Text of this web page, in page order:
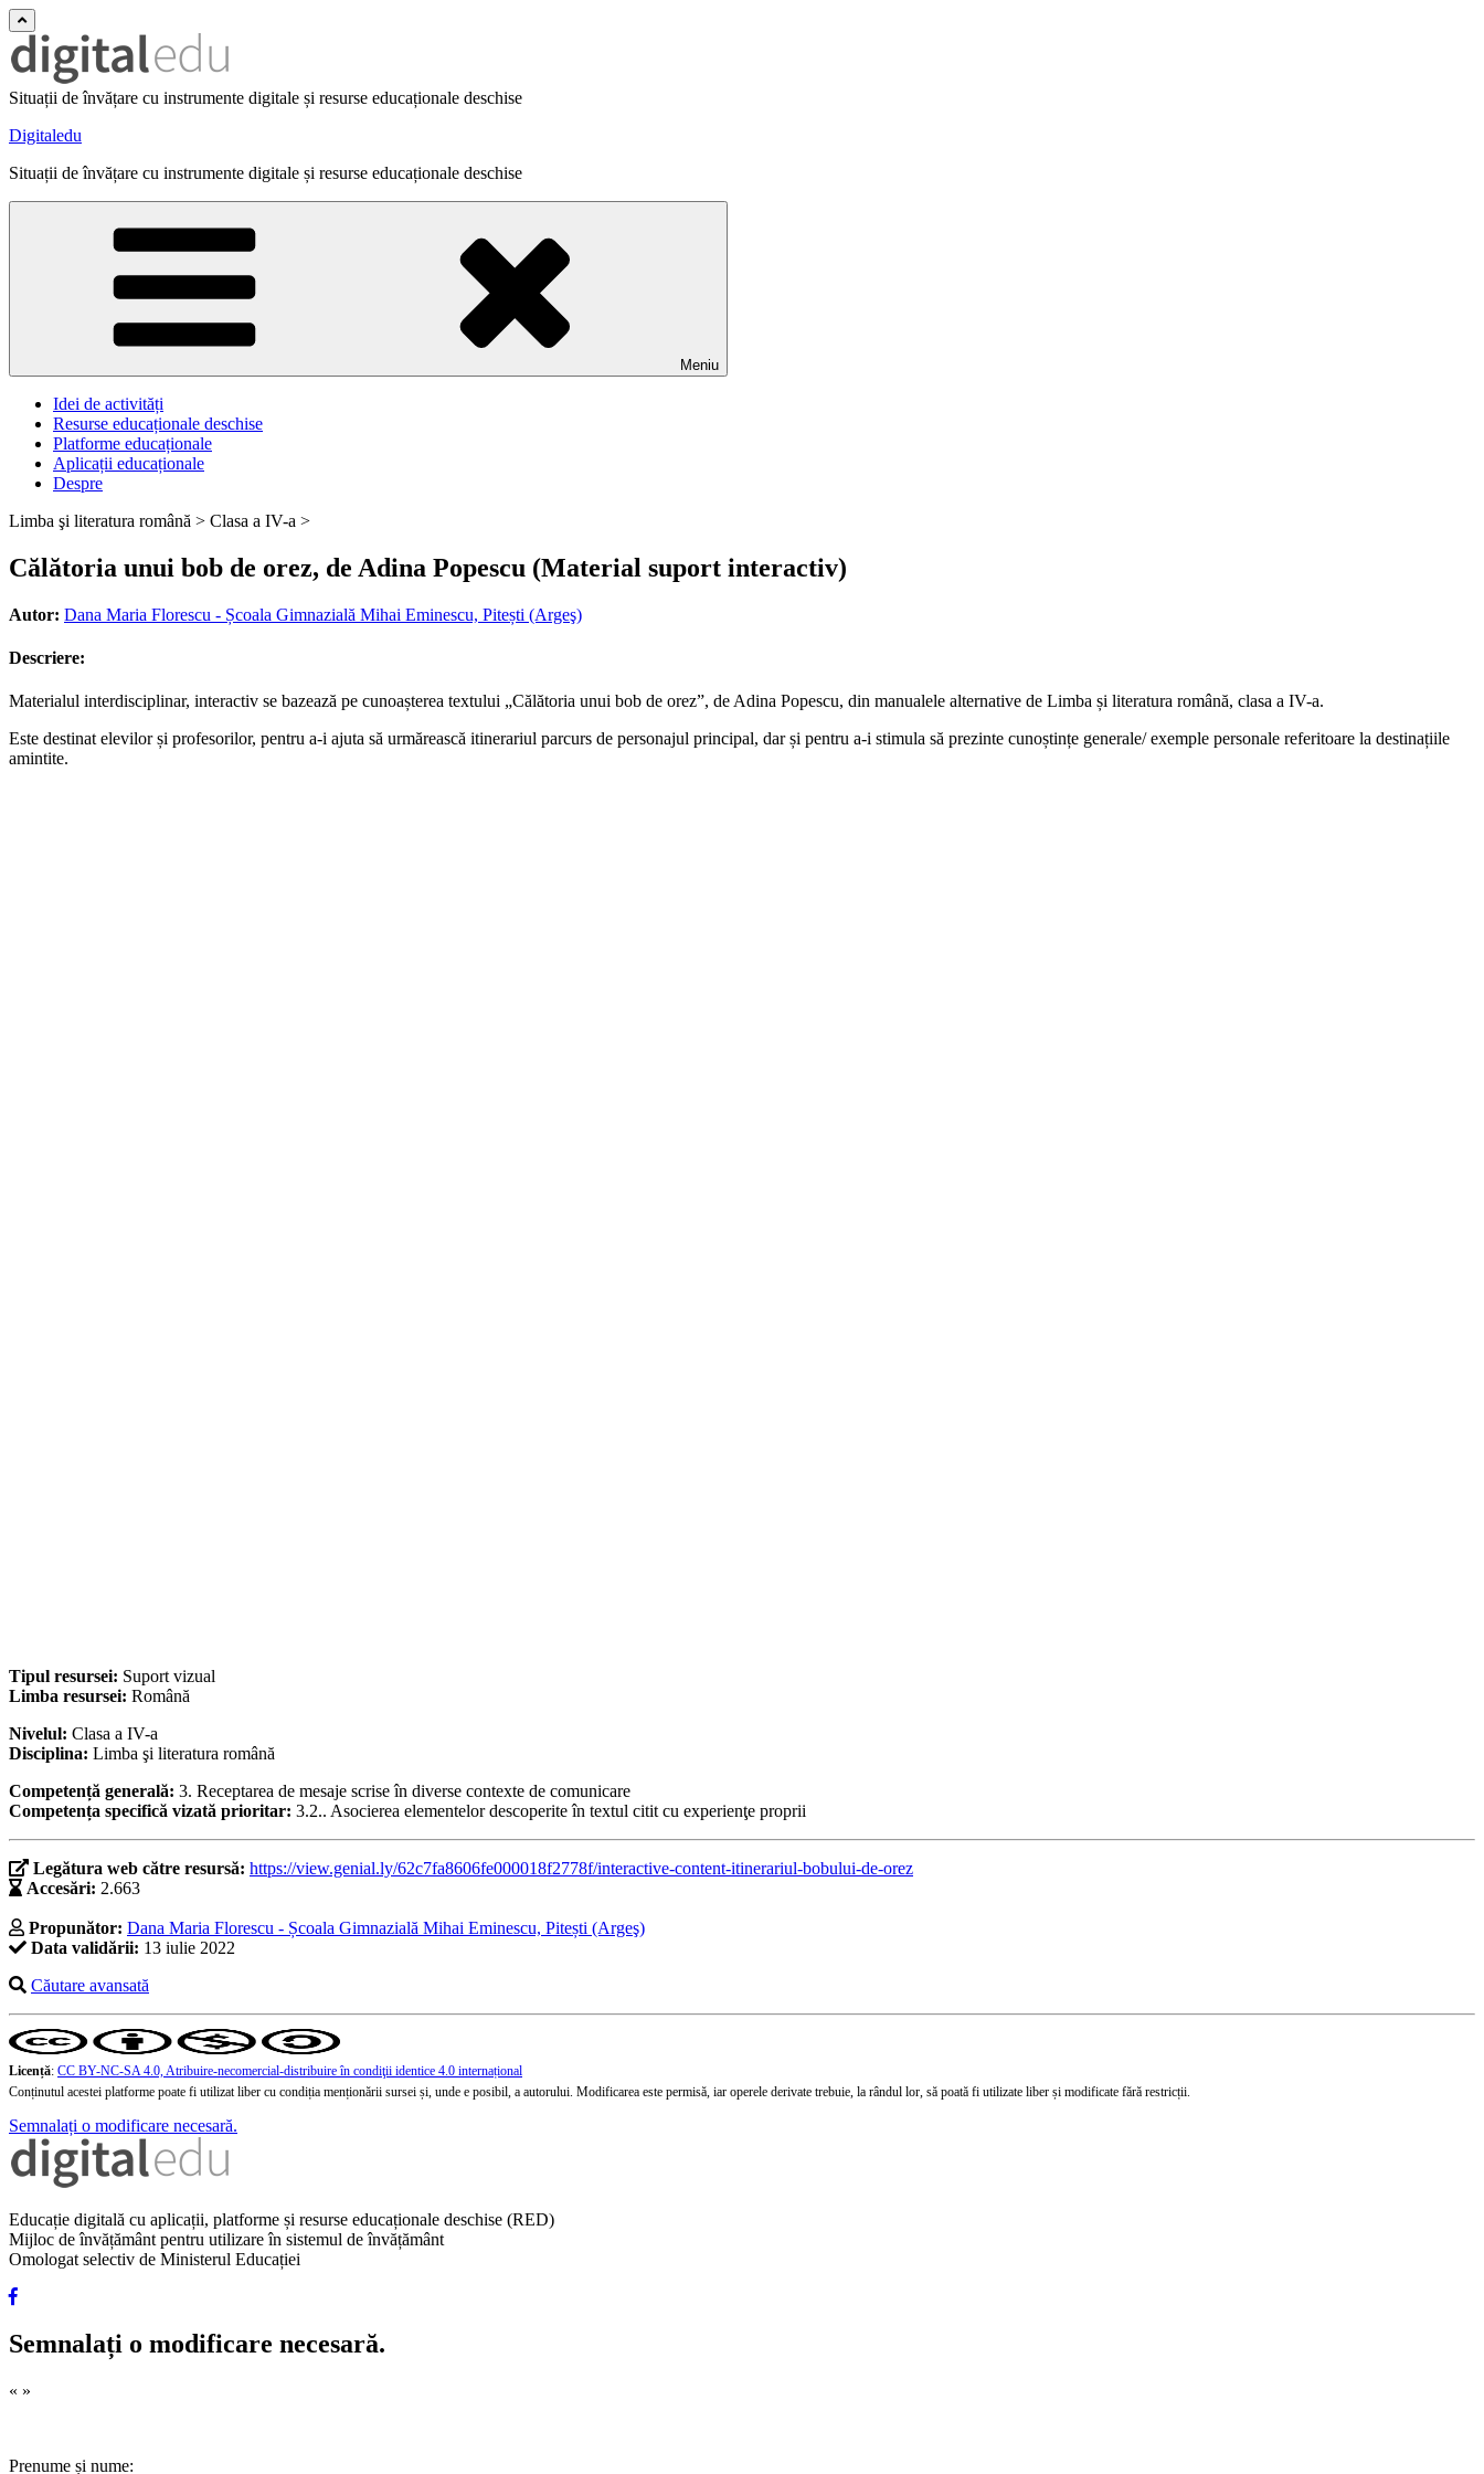
Situații de învățare cu instrumente digitale și resurse educaționale deschise
Digitaledu
Situații de învățare cu instrumente digitale și resurse educaționale deschise
Meniu
Idei de activități
Resurse educaționale deschise
Platforme educaționale
Aplicații educaționale
Despre
Limba şi literatura română > Clasa a IV-a >
Călătoria unui bob de orez, de Adina Popescu (Material suport interactiv)
Autor: Dana Maria Florescu - Școala Gimnazială Mihai Eminescu, Pitești (Argeş)
Descriere:
Materialul interdisciplinar, interactiv se bazează pe cunoașterea textului „Călătoria unui bob de orez”, de Adina Popescu, din manualele alternative de Limba și literatura română, clasa a IV-a.
Este destinat elevilor și profesorilor, pentru a-i ajuta să urmărească itinerariul parcurs de personajul principal, dar și pentru a-i stimula să prezinte cunoștințe generale/ exemple personale referitoare la destinațiile
amintite.
Tipul resursei: Suport vizual
Limba resursei: Română
Nivelul: Clasa a IV-a
Disciplina: Limba şi literatura română
Competență generală: 3. Receptarea de mesaje scrise în diverse contexte de comunicare
Competența specifică vizată prioritar: 3.2.. Asocierea elementelor descoperite în textul citit cu experienţe proprii
Legătura web către resursă: https://view.genial.ly/62c7fa8606fe000018f2778f/interactive-content-itinerariul-bobului-de-orez
Accesări: 2.663
Propunător: Dana Maria Florescu - Școala Gimnazială Mihai Eminescu, Pitești (Argeş)
Data validării: 13 iulie 2022
Căutare avansată
Licență: CC BY-NC-SA 4.0, Atribuire-necomercial-distribuire în condiţii identice 4.0 internațional
Conținutul acestei platforme poate fi utilizat liber cu condiția menționării sursei și, unde e posibil, a autorului. Modificarea este permisă, iar operele derivate trebuie, la rândul lor, să poată fi utilizate liber și modificate fără restricții.
Semnalați o modificare necesară.
Educație digitală cu aplicații, platforme și resurse educaționale deschise (RED)
Mijloc de învățământ pentru utilizare în sistemul de învățământ
Omologat selectiv de Ministerul Educației
Semnalați o modificare necesară.
« »
Prenume și nume: